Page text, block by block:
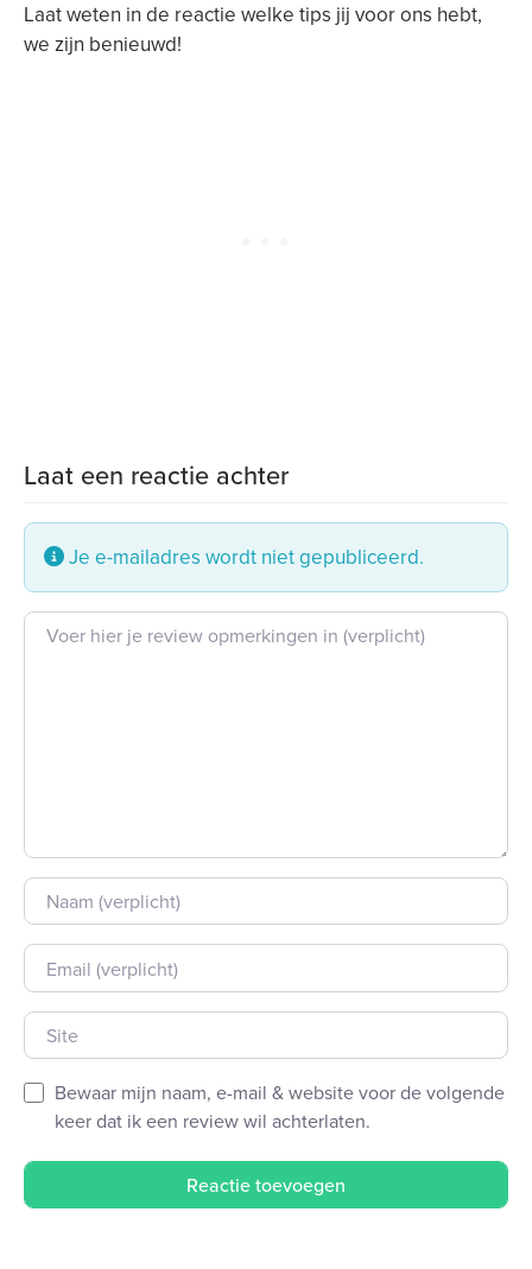
Laat weten in de reactie welke tips jij voor ons hebt,
we zijn benieuwd!
Laat een reactie achter
Je e-mailadres wordt niet gepubliceerd.
Beoordeling tekst
Naam
E-mail
Site
Bewaar mijn naam, e-mail & website voor de volgende
keer dat ik een review wil achterlaten.